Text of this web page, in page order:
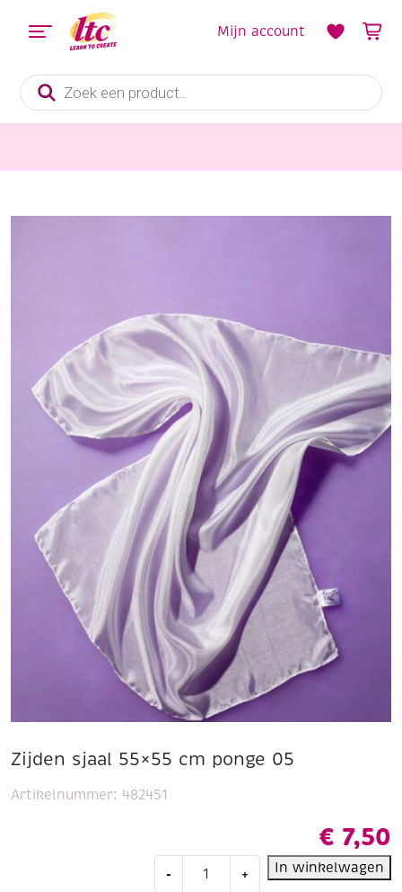
Producten
zoeken
Mijn account
Zijden sjaal 55×55 cm ponge 05
€ 7,50
- + In winkelwagen
Artikelnummer: 482451